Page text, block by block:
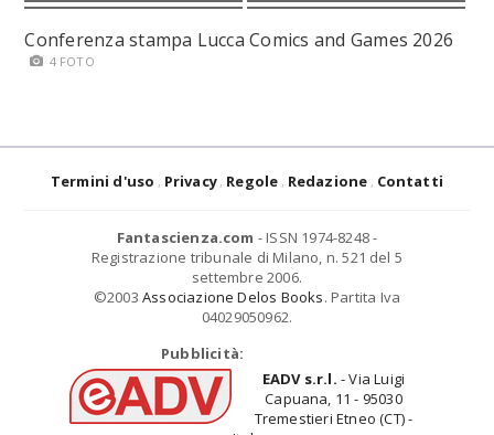
Conferenza stampa Lucca Comics and Games 2026
4 FOTO
Termini d'uso Privacy Regole Redazione Contatti
Fantascienza.com - ISSN 1974-8248 -
Registrazione tribunale di Milano, n. 521 del 5
settembre 2006.
©2003 Associazione Delos Books. Partita Iva
04029050962.
Pubblicità:
EADV s.r.l. - Via Luigi
Capuana, 11 - 95030
Tremestieri Etneo (CT) -